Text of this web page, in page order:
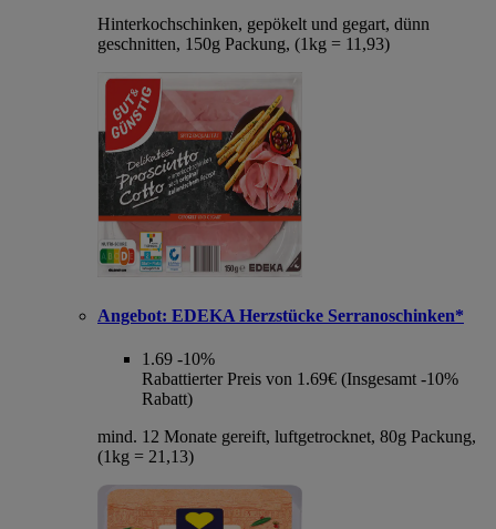
Hinterkochschinken, gepökelt und gegart, dünn
geschnitten, 150g Packung, (1kg = 11,93)
Angebot: EDEKA Herzstücke Serranoschinken*
1.69 -10%
Rabattierter Preis von 1.69€ (Insgesamt -10%
Rabatt)
mind. 12 Monate gereift, luftgetrocknet, 80g Packung,
(1kg = 21,13)